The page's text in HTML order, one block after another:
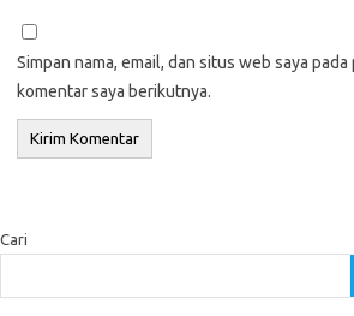
Simpan nama, email, dan situs web saya
komentar saya berikutnya.
Cari